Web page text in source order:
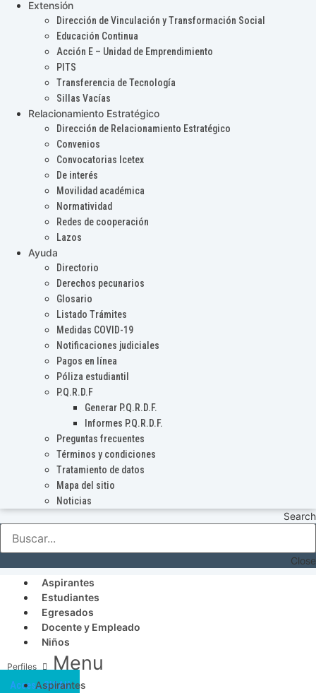
Extensión
Dirección de Vinculación y Transformación Social
Educación Continua
Acción E – Unidad de Emprendimiento
PITS
Transferencia de Tecnología
Sillas Vacías
Relacionamiento Estratégico
Dirección de Relacionamiento Estratégico
Convenios
Convocatorias Icetex
De interés
Movilidad académica
Normatividad
Redes de cooperación
Lazos
Ayuda
Directorio
Derechos pecunarios
Glosario
Listado Trámites
Medidas COVID-19
Notificaciones judiciales
Pagos en línea
Póliza estudiantil
P.Q.R.D.F
Generar P.Q.R.D.F.
Informes P.Q.R.D.F.
Preguntas frecuentes
Términos y condiciones
Tratamiento de datos
Mapa del sitio
Noticias
Search
Close
Aspirantes
Estudiantes
Egresados
Docente y Empleado
Niños
Menu
Aspirantes
Acceso SICAU